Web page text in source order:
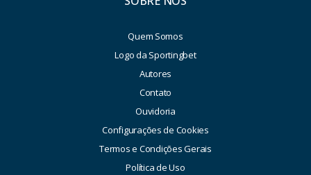
Quem Somos
Logo da Sportingbet
Autores
Contato
Ouvidoria
Configurações de Cookies
Termos e Condições Gerais
Política de Uso